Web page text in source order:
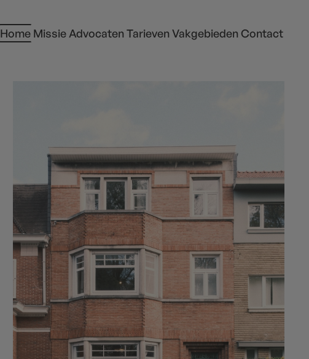
Home Missie Advocaten Tarieven Vakgebieden Contact